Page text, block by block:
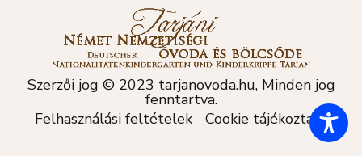
Szerzői jog © 2023 tarjanovoda.hu, Minden jog
fenntartva.
Felhasználási feltételek
Cookie tájékoztató